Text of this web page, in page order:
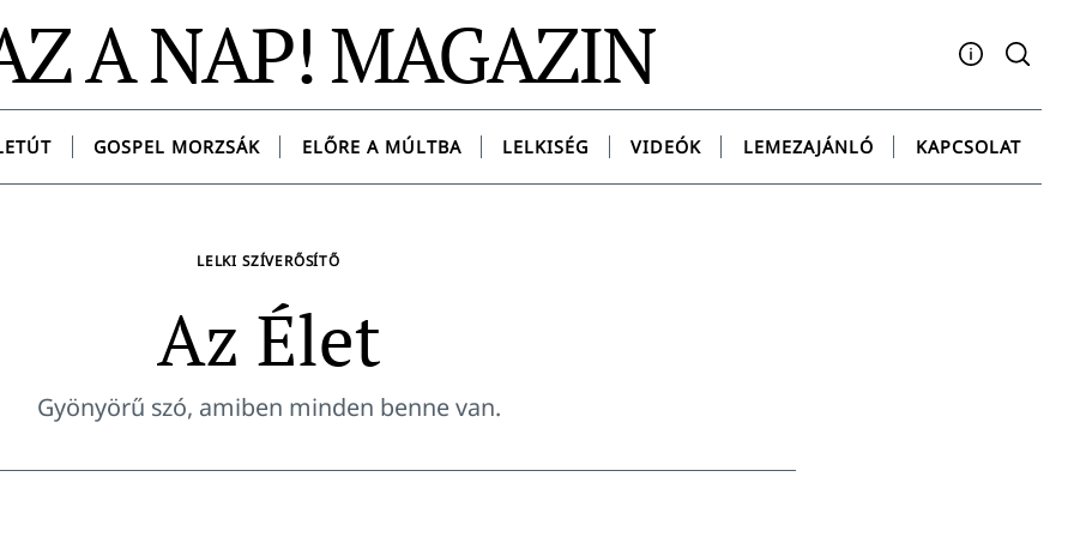
A NAP! MAGAZIN
Facebook
YouTubeInstagram
TwitterSpotify
GOSPEL MORZSÁK ELŐRE A MÚLTBA LELKISÉG VIDEÓK LEMEZAJÁNLÓ KAPCSOLAT
LELKI SZÍVERŐSÍTŐ
Az Élet
Gyönyörű szó, amiben minden benne van.